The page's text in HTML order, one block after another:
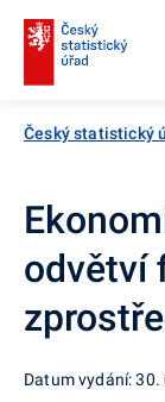
Český statistický
odvětví
Datum vydání: 30.